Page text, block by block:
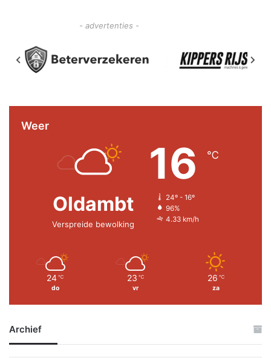
- advertenties -
Weer
Oldambt
Verspreide bewolking
16 ℃
24º - 16º
96%
4.33 km/h
24 ℃
do
23 ℃
vr
26 ℃
za
Archief